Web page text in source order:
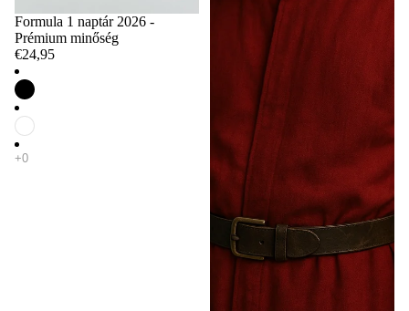
Formula 1 naptár 2026 -
Prémium minőség
€24,95